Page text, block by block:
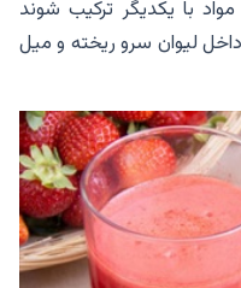
با یکدیگر ترکیب شوند
لیوان سرو ریخته و میل